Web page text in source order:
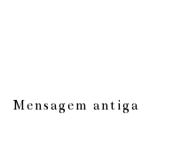
Mensagem antiga